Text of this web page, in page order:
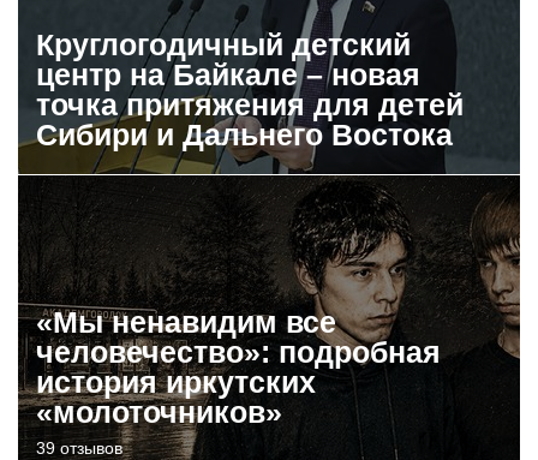
Круглогодичный детский
центр на Байкале – новая
точка притяжения для детей
Сибири и Дальнего Востока
«Мы ненавидим все
человечество»: подробная
история иркутских
«молоточников»
39 отзывов